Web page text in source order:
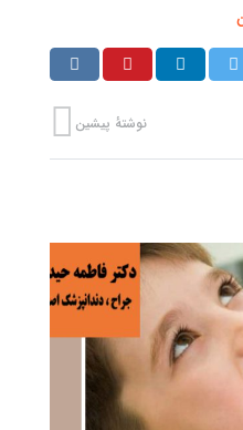
نوشتهٔ پیشین